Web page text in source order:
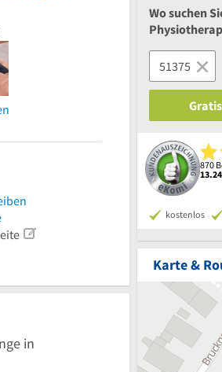
in
Wo suchen
870
kostenlos
Karte &